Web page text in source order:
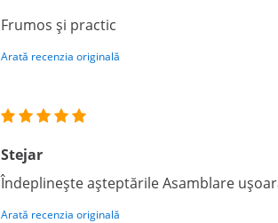
Frumos și practic
Arată recenzia originală
Stejar
Îndeplinește așteptările Asamblare
Arată recenzia originală